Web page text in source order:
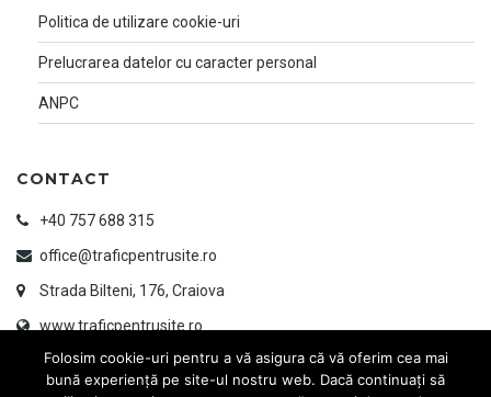
Folosim cookie-uri pentru a vă asigura că vă oferim cea mai
bună experiență pe site-ul nostru web. Dacă continuați să
Politica de utilizare cookie-uri
Prelucrarea datelor cu caracter personal
ANPC
CONTACT
+40 757 688 315
office@traficpentrusite.ro
Strada Bilteni, 176, Craiova
www.traficpentrusite.ro